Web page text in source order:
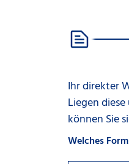
Formularberater
1
~
5
Optionen
verfügbar
Ihr direkter
Liegen
können Sie
Welches